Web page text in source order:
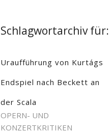
Schlagwortarchiv für:
Uraufführung von Kurtágs
Endspiel nach Beckett an
der Scala
OPERN- UND
KONZERTKRITIKEN